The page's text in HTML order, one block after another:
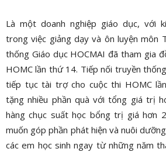
Là một doanh nghiệp giáo dục, với
trong việc giảng dạy và ôn luyện môn
thống Giáo dục HOCMAI đã tham gia
HOMC lần thứ 14. Tiếp nối truyền
tiếp tục tài trợ cho cuộc thi HOMC
tặng nhiều phần quà với tổng giá trị
hàng chục suất học bổng trị giá hơn
muốn góp phần phát hiện và nuôi
các em học sinh ngay từ những năm